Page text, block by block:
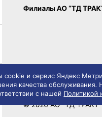
cookie и сервис Яндекс
качества
с нашей Политикой
Филиалы АО “ТД
Правила сайта
© 2026 АО "ТД ТРАКТ"